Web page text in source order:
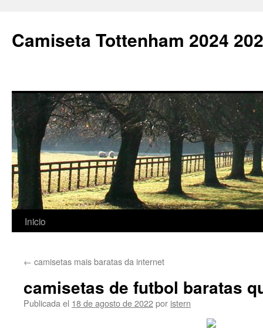
Camiseta Tottenham 2024
Saltar
contenido
Inicio
← camisetas mais baratas da internet
camisetas de futbol baratas
Publicada el 18 de agosto de 2022por istern